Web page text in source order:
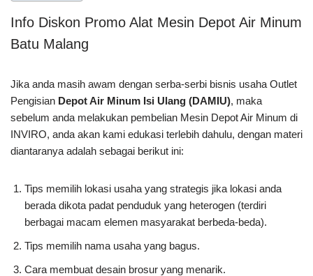
Info Diskon Promo Alat Mesin Depot Air Minum
Batu Malang
Jika anda masih awam dengan serba-serbi bisnis usaha Outlet
Pengisian Depot Air Minum Isi Ulang (DAMIU), maka
sebelum anda melakukan pembelian Mesin Depot Air Minum di
INVIRO, anda akan kami edukasi terlebih dahulu, dengan materi
diantaranya adalah sebagai berikut ini:
Tips memilih lokasi usaha yang strategis jika lokasi anda
berada dikota padat penduduk yang heterogen (terdiri
berbagai macam elemen masyarakat berbeda-beda).
Tips memilih nama usaha yang bagus.
Cara membuat desain brosur yang menarik.